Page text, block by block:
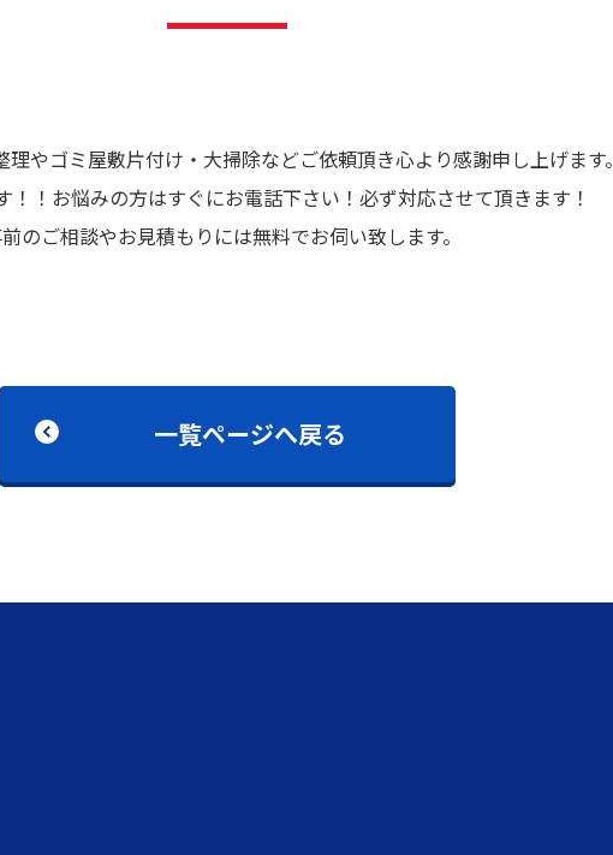
やゴミ屋敷片付け・大掃除などご依頼頂き心より感謝申し上げます。
！お悩みの方はすぐにお電話下さい！必ず対応させて頂きます！
のご相談やお見積もりには無料でお伺い致します。
一覧ページへ戻る